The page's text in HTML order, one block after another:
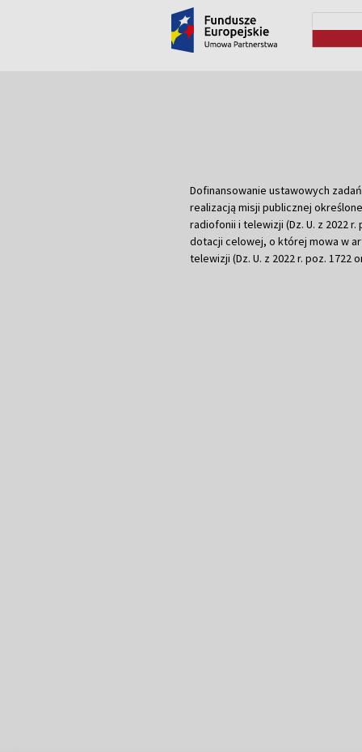
Dofinansowanie ustawowych
realizacją misji publicznej
radiofonii i telewizji (Dz. U. z 2022
dotacji celowej, o której mowa w
telewizji (Dz. U. z 2022 r. poz. 1722